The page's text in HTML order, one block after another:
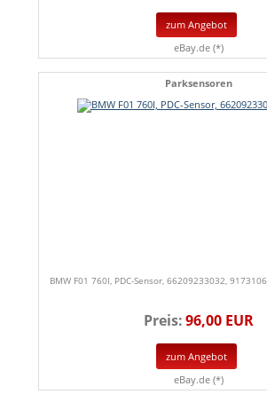
zum Angebot
eBay.de (*)
Parksensoren
BMW F01 760I, PDC-Sensor, 66209233032, 9173106
Preis:96,00 EUR
zum Angebot
eBay.de (*)